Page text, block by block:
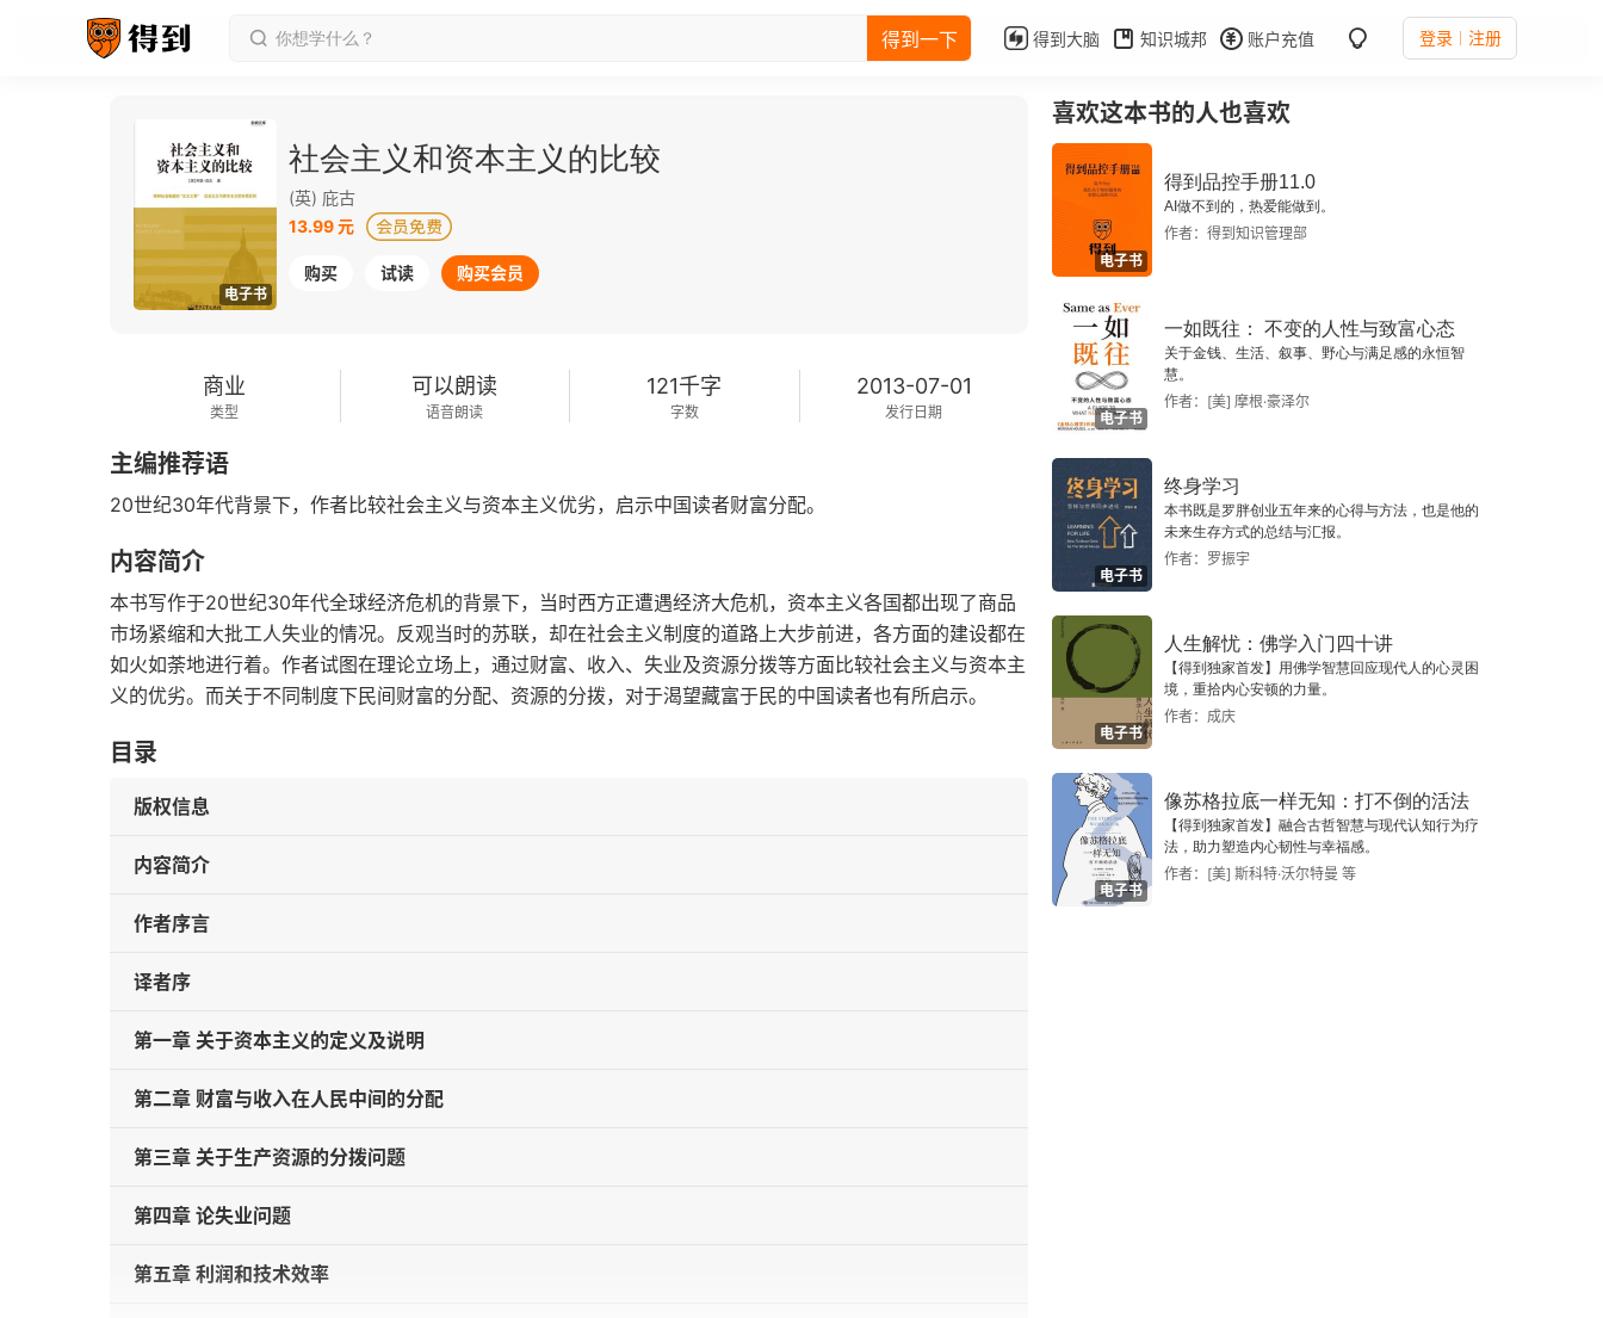
得到一下 得到大脑 知识城邦 账户充值 登录 注册
电子书
社会主义和资本主义的比较
(英) 庇古
13.99 元
购买 试读 购买会员
商业
类型
可以朗读
语音朗读
121千字
字数
2013-07-01
发行日期
主编推荐语
20世纪30年代背景下，作者比较社会主义与资本主义优劣，启示中国读者财富分配。
内容简介
本书写作于20世纪30年代全球经济危机的背景下，当时西方正遭遇经济大危机，资本主义各国都出现了商品
市场紧缩和大批工人失业的情况。反观当时的苏联，却在社会主义制度的道路上大步前进，各方面的建设都在
如火如荼地进行着。作者试图在理论立场上，通过财富、收入、失业及资源分拨等方面比较社会主义与资本主
义的优劣。而关于不同制度下民间财富的分配、资源的分拨，对于渴望藏富于民的中国读者也有所启示。
目录
版权信息
内容简介
作者序言
译者序
第一章 关于资本主义的定义及说明
第二章 财富与收入在人民中间的分配
第三章 关于生产资源的分拨问题
第四章 论失业问题
第五章 利润和技术效率
喜欢这本书的人也喜欢
电子书
得到品控手册11.0
AI做不到的，热爱能做到。
作者：得到知识管理部
电子书
一如既往： 不变的人性与致富心态
关于金钱、生活、叙事、野心与满足感的永恒智
慧。
作者：[美] 摩根·豪泽尔
电子书
终身学习
本书既是罗胖创业五年来的心得与方法，也是他的
未来生存方式的总结与汇报。
作者：罗振宇
电子书
人生解忧：佛学入门四十讲
【得到独家首发】用佛学智慧回应现代人的心灵困
境，重拾内心安顿的力量。
作者：成庆
电子书
像苏格拉底一样无知：打不倒的活法
【得到独家首发】融合古哲智慧与现代认知行为疗
法，助力塑造内心韧性与幸福感。
作者：[美] 斯科特·沃尔特曼 等